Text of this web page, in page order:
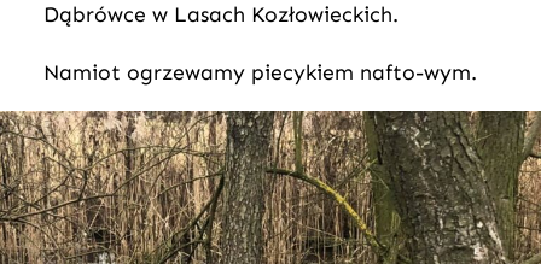
Dąbrówce w Lasach Kozłowieckich.
Namiot ogrzewamy piecykiem nafto-wym.